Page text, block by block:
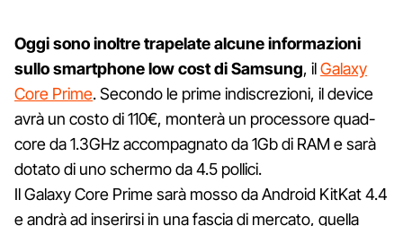
Oggi sono inoltre trapelate alcune informazioni
sullo smartphone low cost di Samsung, ilGalaxy
Core Prime. Secondo le prime indiscrezioni, il device
avrà un costo di 110€, monterà un processore quad-
core da 1.3GHz accompagnato da 1Gb di RAM e sarà
dotato di uno schermo da 4.5 pollici.
Il Galaxy Core Prime sarà mosso da Android KitKat 4.4
e andrà ad inserirsi in una fascia di mercato, quella